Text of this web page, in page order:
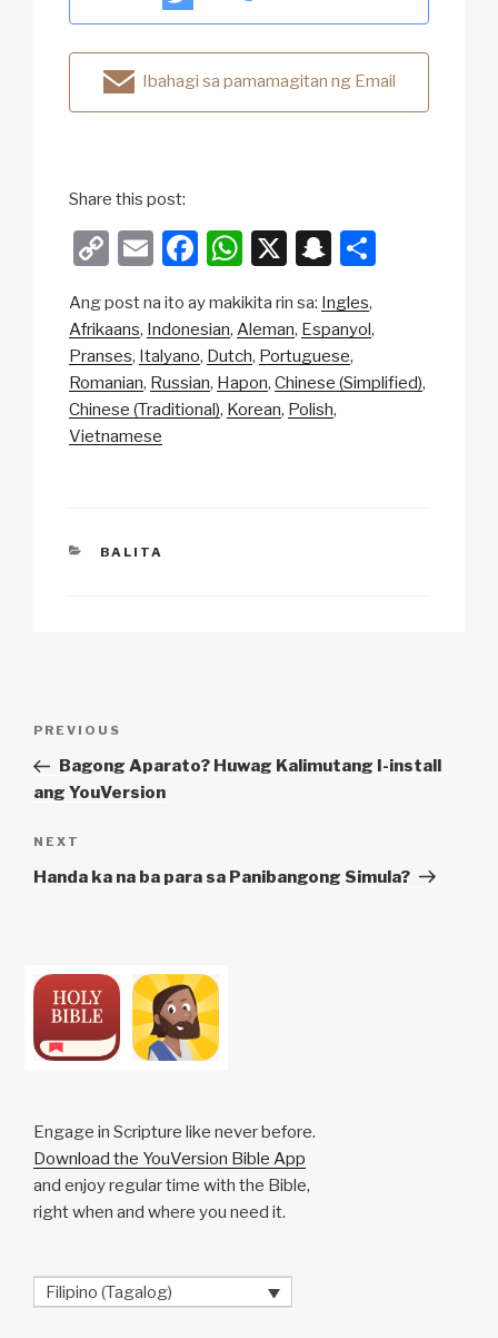
Ibahagi sa pamamagitan ng Email
Share this post:
C
p
y
Li
n
E
ail
F
c
e
b
o
W
at
s
A
p
X
S
a
p
c
h
Ang post na ito ay makikita rin sa: Ingles
Afrikaans Indonesian Aleman Espanyol
Pranses Italyano Dutch Portuguese
Romanian Russian Hapon Chinese (Simplified)
Chinese (Traditional) Korean Polish
Vietnamese
CATEGORIES
BALITA
Previous
Post
PREVIOUS
Bagong Aparato? Huwag Kalimutang I-install
ang YouVersion
Next
Post
NEXT
Handa ka na ba para sa Panibangong Simula?
Engage in Scripture like never before.
Download the YouVersion Bible App
and enjoy regular time with the Bible,
right when and where you need it.
Filipino (Tagalog)